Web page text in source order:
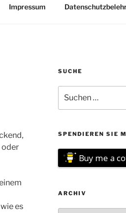
Impressum
oder
es
SUCHE
nach:
SPENDIEREN SIE
Buy me a
ARCHIV